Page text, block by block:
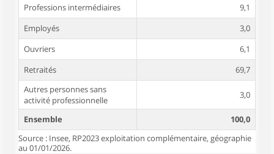
Professions intermédiaires
9,1
Employés
3,0
Ouvriers
6,1
Retraités
69,7
Autres personnes sans
activité professionnelle
3,0
Ensemble
100,0
Source : Insee, RP2023 exploitation complémentaire, géographie
au 01/01/2026.